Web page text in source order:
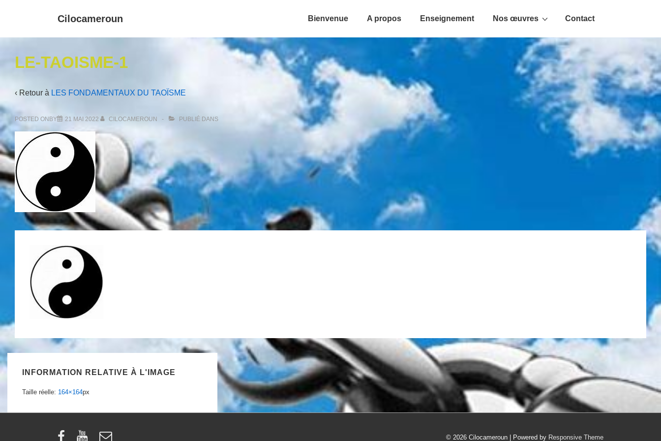
principal
Cilocameroun Bienvenue A propos Enseignement Nos œuvres Contact
LE-TAOISME-1
‹ Retour à LES FONDAMENTAUX DU TAOÏSME
POSTED ONBY 21 MAI 2022 CILOCAMEROUN PUBLIÉ DANS
INFORMATION RELATIVE À L'IMAGE
Taille réelle: 164×164px
© 2026 Cilocameroun | Powered by Responsive Theme